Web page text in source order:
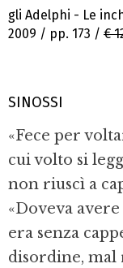
gli Adelphi - Le
2009 / pp. 173 / €
SINOSSI
«Fece per
cui volto si
non riuscì a
«Doveva
era senza
disordine, mal